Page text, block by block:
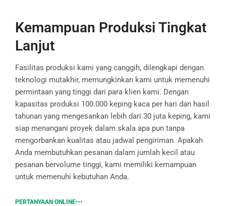
Kemampuan Produksi Tingkat
Lanjut
Fasilitas produksi kami yang canggih, dilengkapi dengan
teknologi mutakhir, memungkinkan kami untuk memenuhi
permintaan yang tinggi dari para klien kami. Dengan
kapasitas produksi 100.000 keping kaca per hari dan hasil
tahunan yang mengesankan lebih dari 30 juta keping, kami
siap menangani proyek dalam skala apa pun tanpa
mengorbankan kualitas atau jadwal pengiriman. Apakah
Anda membutuhkan pesanan dalam jumlah kecil atau
pesanan bervolume tinggi, kami memiliki kemampuan
untuk memenuhi kebutuhan Anda.
PERTANYAAN ONLINE